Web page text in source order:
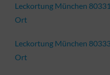
Leckortung München
Ort
Leckortung München
Ort